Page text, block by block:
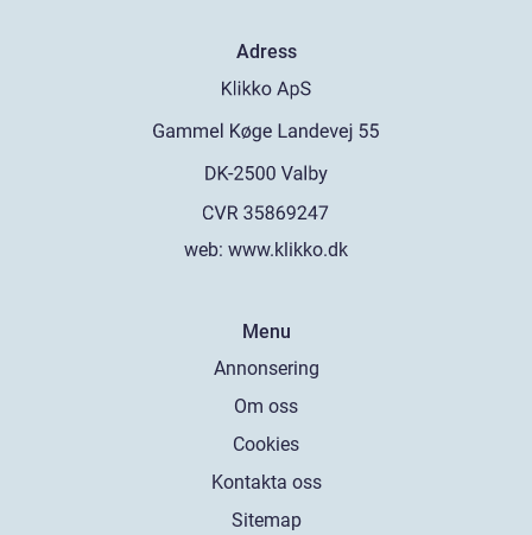
Adress
web: www.klikko.dk
Menu
Annonsering
Om oss
Cookies
Kontakta oss
Sitemap